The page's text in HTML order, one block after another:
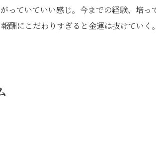
っていていい感じ。今までの経験、培
酬にこだわりすぎると金運は抜けてい